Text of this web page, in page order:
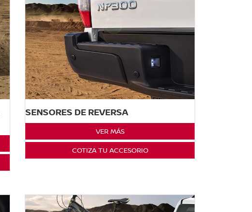
SENSORES DE REVERSA
VER MÁS
COTIZA TU ACCESORIO